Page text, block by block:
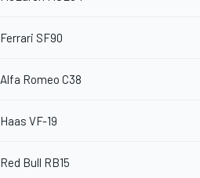
Ferrari SF90
Alfa Romeo C38
Haas VF-19
Red Bull RB15